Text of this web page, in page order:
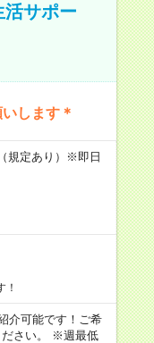
活サポー
します＊
規定あり）※即日
介可能です！ご希
ださい。 ※週最低